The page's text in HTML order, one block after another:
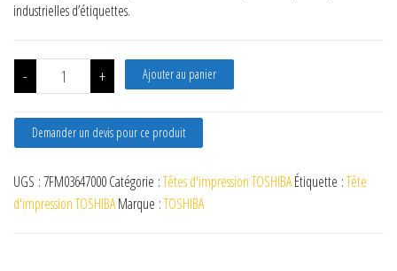
industrielles d’étiquettes.
- quantité de Tête TOSHIBA B-EP4 200DPI
+ Ajouter au panier
Demander un devis pour ce produit
UGS :7FM03647000Catégorie :Têtes d'impression TOSHIBAÉtiquette :Tête
d'impression TOSHIBAMarque :TOSHIBA